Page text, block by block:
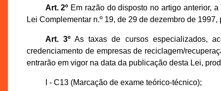
Art. 2º Em razão do disposto no artigo anterior,
Lei Complementar n.º 19, de 29 de dezembro de
Art. 3ºAs taxas de cursos especializados,
credenciamento de empresas de reciclagem/
entrarão em vigor na data da publicação desta Lei,
I - C13 (Marcação de exame teórico-técnico);